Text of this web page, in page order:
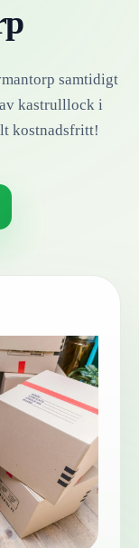
samtidigt
kastrulllocki
kostnadsfritt!